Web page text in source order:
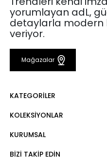
yorumlayan adL,
detaylarla modern
veriyor.
Mağazalar
KATEGORILER
Elbise
Pantolon
KOLEKSIYONLAR
Mert Aslan
Night Zoom
KURUMSAL
Hakkımızda
BIZI TAKIP EDIN